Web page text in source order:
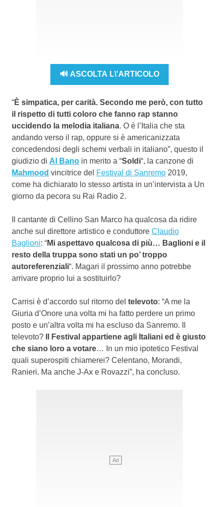
🔊 ASCOLTA L\'ARTICOLO
“È simpatica, per carità. Secondo me però, con tutto
il rispetto di tutti coloro che fanno rap stanno
uccidendo la melodia italiana. O è l’Italia che sta
andando verso il rap, oppure si è americanizzata
concedendosi degli schemi verbali in italiano”, questo il
giudizio di Al Bano in merito a “Soldi“, la canzone di
Mahmood vincitrice del Festival di Sanremo 2019,
come ha dichiarato lo stesso artista in un’intervista a Un
giorno da pecora su Rai Radio 2.
Il cantante di Cellino San Marco ha qualcosa da ridire
anche sul direttore artistico e conduttore Claudio
Baglioni: “Mi aspettavo qualcosa di più… Baglioni e il
resto della truppa sono stati un po’ troppo
autoreferenziali“. Magari il prossimo anno potrebbe
arrivare proprio lui a sostituirlo?
Carrisi è d’accordo sul ritorno del televoto: “A me la
Giuria d’Onore una volta mi ha fatto perdere un primo
posto e un’altra volta mi ha escluso da Sanremo. Il
televoto?
Il Festival appartiene agli Italiani ed è giusto
che siano loro a votare… In un mio ipotetico Festival
quali superospiti chiamerei? Celentano, Morandi,
Ranieri. Ma anche J-Ax e Rovazzi”, ha concluso.